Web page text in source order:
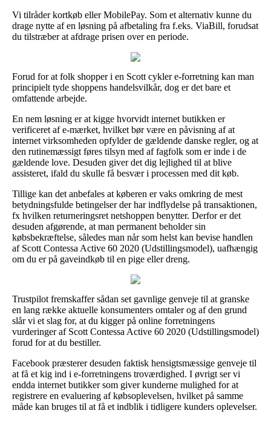
Vi tilråder kortkøb eller MobilePay. Som et alternativ kunne du
drage nytte af en løsning på afbetaling fra f.eks. ViaBill, forudsat
du tilstræber at afdrage prisen over en periode.
Forud for at folk shopper i en Scott cykler e-forretning kan man
principielt tyde shoppens handelsvilkår, dog er det bare et
omfattende arbejde.
En nem løsning er at kigge hvorvidt internet butikken er
verificeret af e-mærket, hvilket bør være en påvisning af at
internet virksomheden opfylder de gældende danske regler, og at
den rutinemæssigt føres tilsyn med af fagfolk som er inde i de
gældende love. Desuden giver det dig lejlighed til at blive
assisteret, ifald du skulle få besvær i processen med dit køb.
Tillige kan det anbefales at køberen er vaks omkring de mest
betydningsfulde betingelser der har indflydelse på transaktionen,
fx hvilken returneringsret netshoppen benytter. Derfor er det
desuden afgørende, at man permanent beholder sin
købsbekræftelse, således man når som helst kan bevise handlen
af Scott Contessa Active 60 2020 (Udstillingsmodel), uafhængig
om du er på gaveindkøb til en pige eller dreng.
Trustpilot fremskaffer sådan set gavnlige genveje til at granske
en lang række aktuelle konsumenters omtaler og af den grund
slår vi et slag for, at du kigger på online forretningens
vurderinger af Scott Contessa Active 60 2020 (Udstillingsmodel)
forud for at du bestiller.
Facebook præsterer desuden faktisk hensigtsmæssige genveje til
at få et kig ind i e-forretningens troværdighed. I øvrigt ser vi
endda internet butikker som giver kunderne mulighed for at
registrere en evaluering af købsoplevelsen, hvilket på samme
måde kan bruges til at få et indblik i tidligere kunders oplevelser.